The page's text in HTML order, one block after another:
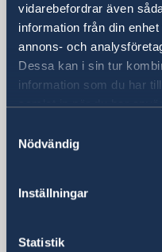
vidarebefordrar även
information från din
annons- och
Dessa kan i sin tur
information som du har
samlat in när du har
Nödvändig
Inställningar
Statistik
Besöksadress
Park Tower, 4.
Croisement des
Cliniques
Ambassade de
B.P. 11096
Demokratiska
Växel